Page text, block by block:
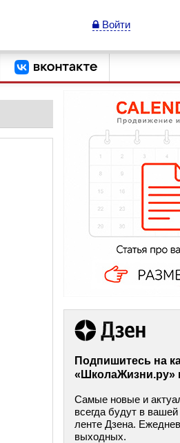
Войти
Подпишитесь на
«ШколаЖизни.ру»
Самые новые и
всегда будут в
ленте Дзена.
выходных.